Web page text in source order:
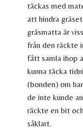
täckas med
att hindra
gräsmatta är
från den räckte
fått samla ihop
kunna täcka
(bonden) om
de inte kunde
räckte en bit
såklart.